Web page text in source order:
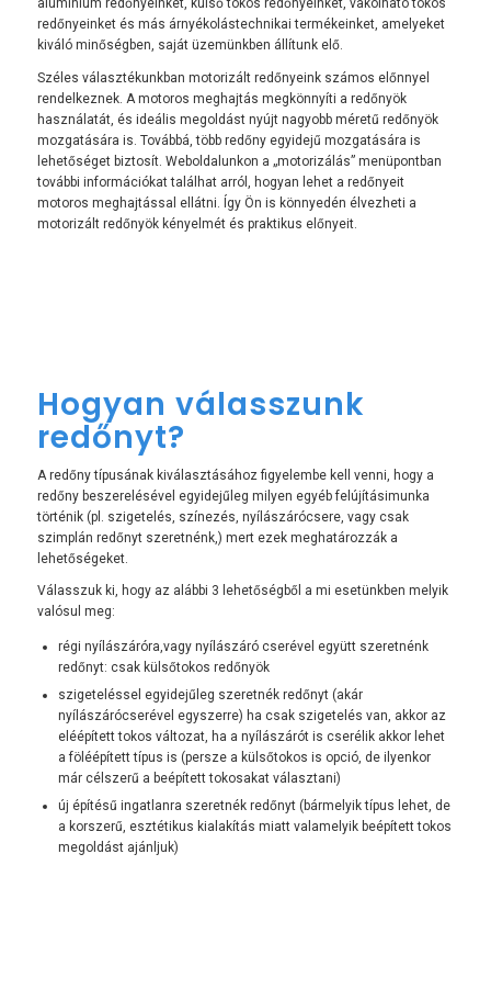
alumínium redőnyeinket, külső tokos redőnyeinket, vakolható tokos
redőnyeinket és más árnyékolástechnikai termékeinket, amelyeket
kiváló minőségben, saját üzemünkben állítunk elő.
Széles választékunkban motorizált redőnyeink számos előnnyel
rendelkeznek. A motoros meghajtás megkönnyíti a redőnyök
használatát, és ideális megoldást nyújt nagyobb méretű redőnyök
mozgatására is. Továbbá, több redőny egyidejű mozgatására is
lehetőséget biztosít. Weboldalunkon a „motorizálás” menüpontban
további információkat találhat arról, hogyan lehet a redőnyeit
motoros meghajtással ellátni. Így Ön is könnyedén élvezheti a
motorizált redőnyök kényelmét és praktikus előnyeit.
Hogyan válasszunk
redőnyt?
A redőny típusának kiválasztásához figyelembe kell venni, hogy a
redőny beszerelésével egyidejűleg milyen egyéb felújításimunka
történik (pl. szigetelés, színezés, nyílászárócsere, vagy csak
szimplán redőnyt szeretnénk,) mert ezek meghatározzák a
lehetőségeket.
Válasszuk ki, hogy az alábbi 3 lehetőségből a mi esetünkben melyik
valósul meg:
régi nyílászáróra,vagy nyílászáró cserével együtt szeretnénk
redőnyt: csak külsőtokos redőnyök
szigeteléssel egyidejűleg szeretnék redőnyt (akár
nyílászárócserével egyszerre) ha csak szigetelés van, akkor az
eléépített tokos változat, ha a nyílászárót is cserélik akkor lehet
a föléépített típus is (persze a külsőtokos is opció, de ilyenkor
már célszerű a beépített tokosakat választani)
új építésű ingatlanra szeretnék redőnyt (bármelyik típus lehet, de
a korszerű, esztétikus kialakítás miatt valamelyik beépített tokos
megoldást ajánljuk)